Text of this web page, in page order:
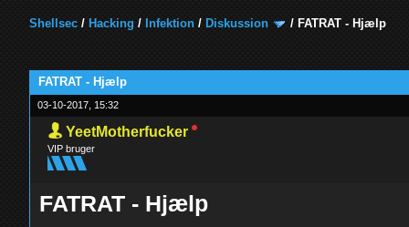
Shellsec / Hacking / Infektion / Diskussion / FATRAT - Hjælp
FATRAT - Hjælp
03-10-2017, 15:32
YeetMotherfucker
VIP bruger
FATRAT - Hjælp